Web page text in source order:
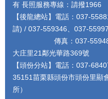
有 長照服務專線：請撥1966
【後龍總站】電話：037-
請) / 037-559346、037-
傳真：037-559484 地
大庄里21鄰光華路369號
【頭份分站】電話：037-
35151苗栗縣頭份市頭份里顯
所）